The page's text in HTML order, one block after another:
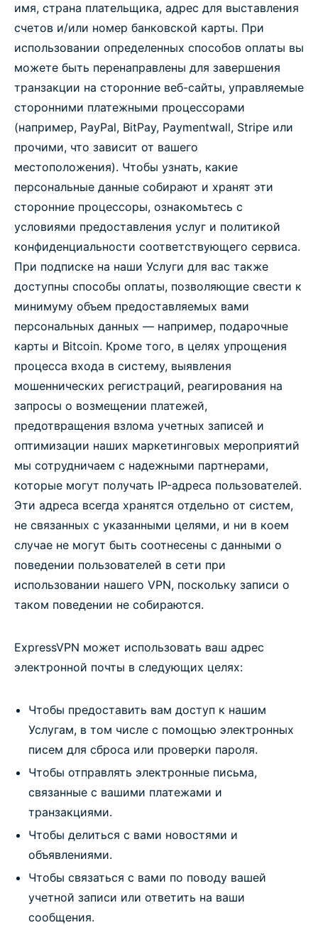
имя, страна плательщика, адрес для выставления
счетов и/или номер банковской карты. При
использовании определенных способов оплаты вы
можете быть перенаправлены для завершения
транзакции на сторонние веб-сайты, управляемые
сторонними платежными процессорами
(например, PayPal, BitPay, Paymentwall, Stripe или
прочими, что зависит от вашего
местоположения). Чтобы узнать, какие
персональные данные собирают и хранят эти
сторонние процессоры, ознакомьтесь с
условиями предоставления услуг и политикой
конфиденциальности соответствующего сервиса.
При подписке на наши Услуги для вас также
доступны способы оплаты, позволяющие свести к
минимуму объем предоставляемых вами
персональных данных — например, подарочные
карты и Bitcoin. Кроме того, в целях упрощения
процесса входа в систему, выявления
мошеннических регистраций, реагирования на
запросы о возмещении платежей,
предотвращения взлома учетных записей и
оптимизации наших маркетинговых мероприятий
мы сотрудничаем с надежными партнерами,
которые могут получать IP-адреса пользователей.
Эти адреса всегда хранятся отдельно от систем,
не связанных с указанными целями, и ни в коем
случае не могут быть соотнесены с данными о
поведении пользователей в сети при
использовании нашего VPN, поскольку записи о
таком поведении не собираются.
ExpressVPN может использовать ваш адрес
электронной почты в следующих целях:
Чтобы предоставить вам доступ к нашим
Услугам, в том числе с помощью электронных
писем для сброса или проверки пароля.
Чтобы отправлять электронные письма,
связанные с вашими платежами и
транзакциями.
Чтобы делиться с вами новостями и
объявлениями.
Чтобы связаться с вами по поводу вашей
учетной записи или ответить на ваши
сообщения.